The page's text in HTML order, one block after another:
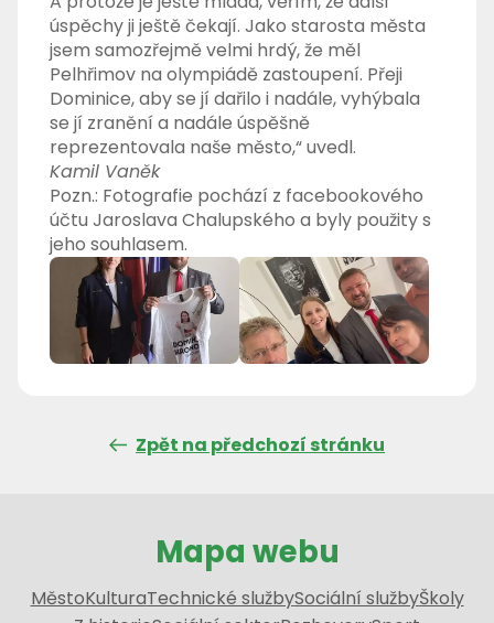
úspěchy ji ještě čekají. Jako starosta města
jsem samozřejmě velmi hrdý, že měl
Pelhřimov na olympiádě zastoupení. Přeji
Dominice, aby se jí dařilo i nadále, vyhýbala
se jí zranění a nadále úspěšně
reprezentovala naše město,“ uvedl.
Kamil Vaněk
Pozn.: Fotografie pochází z facebookového
účtu Jaroslava Chalupského a byly použity s
jeho souhlasem.
Zpět na předchozí stránku
Mapa webu
MěstoKulturaTechnické službySociální službyŠkoly